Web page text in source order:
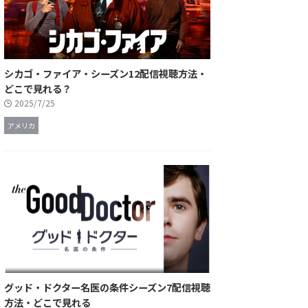
シカゴ・ファイア・シーズン12配信視聴方法・
どこで見れる？
2025/7/25
アメリカ
グッド・ドクター名医の条件シーズン7配信視聴
方法・どこで見れる